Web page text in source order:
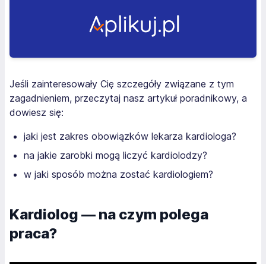
Jeśli zainteresowały Cię szczegóły związane z tym
zagadnieniem, przeczytaj nasz artykuł poradnikowy, a
dowiesz się:
jaki jest zakres obowiązków lekarza kardiologa?
na jakie zarobki mogą liczyć kardiolodzy?
w jaki sposób można zostać kardiologiem?
Kardiolog — na czym polega
praca?